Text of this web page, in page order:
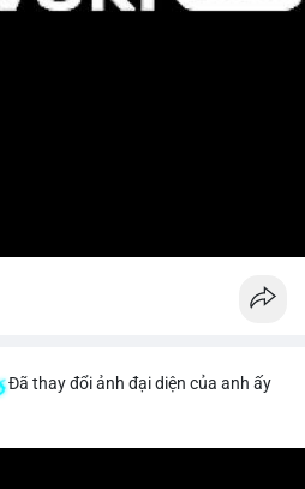
Đã thay đổi ảnh đại diện của anh ấy